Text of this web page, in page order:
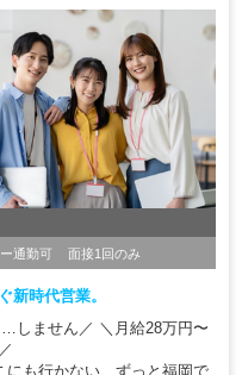
通勤可 面接1回のみ
新時代営業。
…しません／ ＼月給28万円〜
かない、ずっと福岡で